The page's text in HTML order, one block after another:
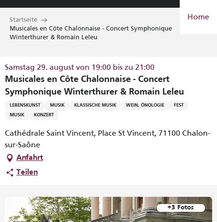
Aller
contenu
principal
Home
Startseite
Musicales en Côte Chalonnaise - Concert Symphonique
Winterthurer & Romain Leleu
Samstag 29. august von 19:00 bis zu 21:00
Musicales en Côte Chalonnaise - Concert
Symphonique Winterthurer & Romain Leleu
LEBENSKUNST MUSIK KLASSISCHE MUSIK WEIN, ÖNOLOGIE FEST
MUSIK KONZERT
Cathédrale Saint Vincent, Place St Vincent, 71100 Chalon-
sur-Saône
Anfahrt
Teilen
+3 Fotos